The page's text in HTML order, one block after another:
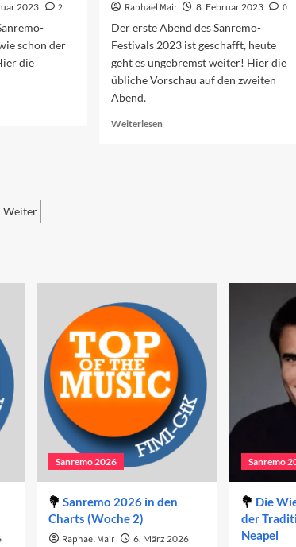
2023
2
schon der
die
Raphael Mair 8. Februar 2023
0
Der erste Abend des Sanremo-
Festivals 2023 ist geschafft, heute
geht es ungebremst weiter! Hier die
übliche Vorschau auf den zweiten
Abend.
WeiterlesenRead
Weiter
Sanremo 2026
Sanremo 2026 in den
Charts (Woche 2)
Raphael Mair 6. März 2026
Sanremo
Die
der
Neapel